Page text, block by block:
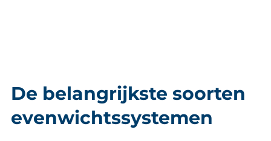
De belangrijkste soorten
evenwichtssystemen